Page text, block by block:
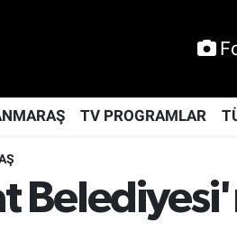
TV PROGRAMLAR